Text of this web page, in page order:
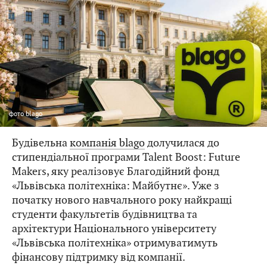
фотоblago
Будівельнакомпанія blagoдолучилася до
стипендіальної програми Talent Boost: Future
Makers, яку реалізовує Благодійний фонд
«Львівська політехніка: Майбутнє». Уже з
початку нового навчального року найкращі
студенти факультетів будівництва та
архітектури Національного університету
«Львівська політехніка» отримуватимуть
фінансову підтримку від компанії.